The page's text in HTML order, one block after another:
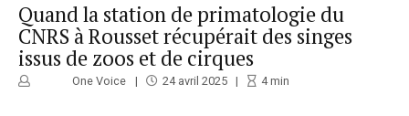
Quand la station de primatologie du
CNRS à Rousset récupérait des singes
issus de zoos et de cirques
One Voice 24 avril 2025 4min